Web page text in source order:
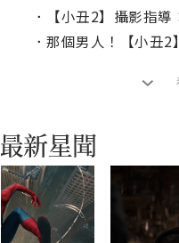
．
【小丑2】攝影指
． 那個男人！【小丑2